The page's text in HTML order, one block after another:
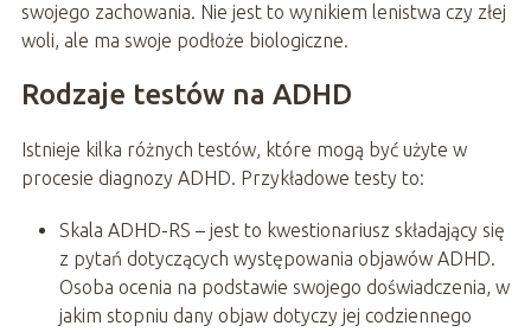
swojego zachowania. Nie jest to wynikiem lenistwa czy złej
woli, ale ma swoje podłoże biologiczne.
Rodzaje testów na ADHD
Istnieje kilka różnych testów, które mogą być użyte w
procesie diagnozy ADHD. Przykładowe testy to:
Skala ADHD-RS – jest to kwestionariusz składający się
z pytań dotyczących występowania objawów ADHD.
Osoba ocenia na podstawie swojego doświadczenia, w
jakim stopniu dany objaw dotyczy jej codziennego